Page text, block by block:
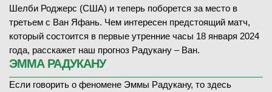
Шелби Роджерс (США) и теперь поборется за место в
третьем с Ван Яфань. Чем интересен предстоящий матч,
который состоится в первые утренние часы 18 января 2024
года, расскажет наш прогноз Радукану – Ван.
ЭММА РАДУКАНУ
Если говорить о феномене Эммы Радукану, то здесь